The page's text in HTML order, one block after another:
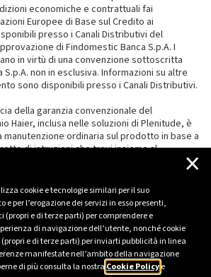
cookie e tecnologie similari per il suo
e per l’erogazione dei servizi in esso presenti,
(propri e di terze parti) per comprendere e
di navigazione dell’utente, nonché cookie
e di terze parti) per inviarti pubblicità in linea
manifestate nell’ambito della navigazione
di più consulta la nostra Cookie Policye
×
economiche e contrattuali fai
Europee di Base sul Credito ai
presso i Canali Distributivi del
di Findomestic Banca S.p.A. I
in virtù di una convenzione sottoscritta
non in esclusiva. Informazioni su altre
sono disponibili presso i Canali Distributivi.
della garanzia convenzionale del
Haier, inclusa nelle soluzioni di Plenitude, è
ordinaria sul prodotto in base a
di istruzioni che trovi insieme al